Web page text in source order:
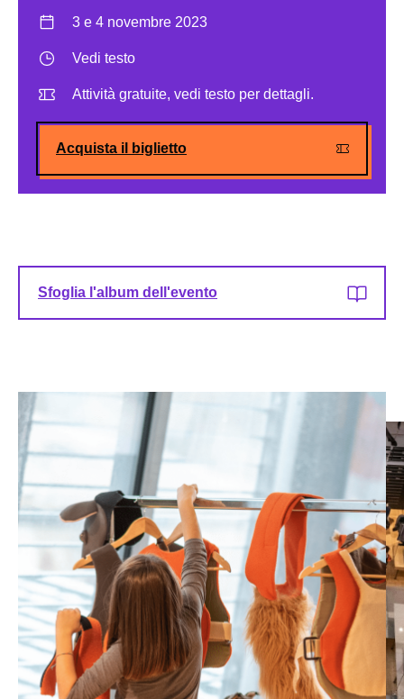
3 e 4 novembre 2023
Vedi testo
Attività gratuite, vedi testo per dettagli.
Acquista il biglietto
Sfoglia l'album dell'evento